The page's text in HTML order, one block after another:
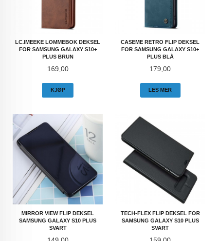
LC.IMEEKE LOMMEBOK DEKSEL
FOR SAMSUNG GALAXY S10+
PLUS BRUN
Pris
169,00
KJØP
CASEME RETRO FLIP DEKSEL
FOR SAMSUNG GALAXY S10+
PLUS BLÅ
Pris
179,00
LES MER
MIRROR VIEW FLIP DEKSEL
SAMSUNG GALAXY S10 PLUS
SVART
Pris
TECH-FLEX FLIP DEKSEL FOR
SAMSUNG GALAXY S10 PLUS
SVART
Pris